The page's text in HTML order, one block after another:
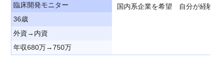
臨床開発モニター
国内系企業を希望 自分が経験
36歳
外資→内資
年収680万→750万